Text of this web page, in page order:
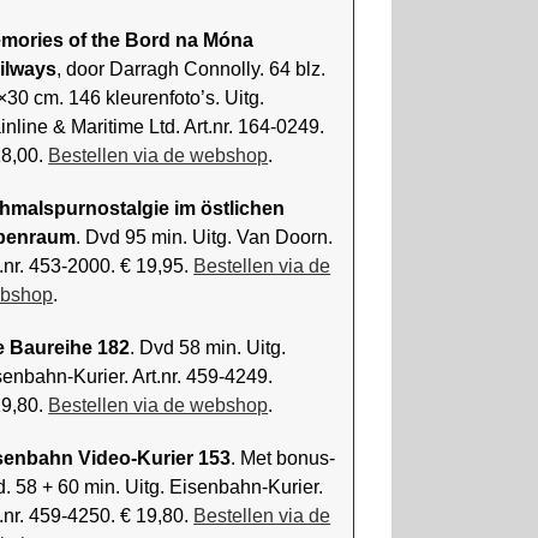
of the Bord na Móna
, door Darragh Connolly. 64 blz.
cm. 146 kleurenfoto’s. Uitg.
& Maritime Ltd. Art.nr. 164-0249.
Bestellen via de webshop.
im östlichen
. Dvd 95 min. Uitg. Van Doorn.
453-2000. € 19,95. Bestellen via de
.
Baureihe 182. Dvd 58 min. Uitg.
Kurier. Art.nr. 459-4249.
Bestellen via de webshop.
Video-Kurier 153. Met bonus-
58 + 60 min. Uitg. Eisenbahn-Kurier.
459-4250. € 19,80. Bestellen via de